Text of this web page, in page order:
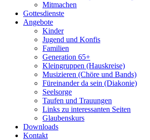
Mitmachen
Gottesdienste
Angebote
Kinder
Jugend und Konfis
Familien
Generation 65+
Kleingruppen (Hauskreise)
Musizieren (Chöre und Bands)
Füreinander da sein (Diakonie)
Seelsorge
Taufen und Trauungen
Links zu interessanten Seiten
Glaubenskurs
Downloads
Kontakt